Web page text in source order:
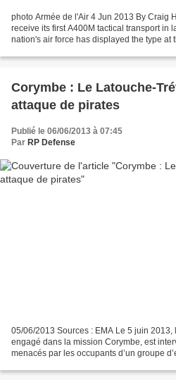
photo Armée de l'Air 4 Jun 2013 By Craig
receive its first A400M tactical transport in
nation's air force has displayed the type at
Corymbe : Le Latouche-
attaque de pirates
Publié le 06/06/2013 à 07:45
Par RP Defense
05/06/2013 Sources : EMA Le 5 juin
engagé dans la mission Corymbe, est
menacés par les occupants d’un groupe